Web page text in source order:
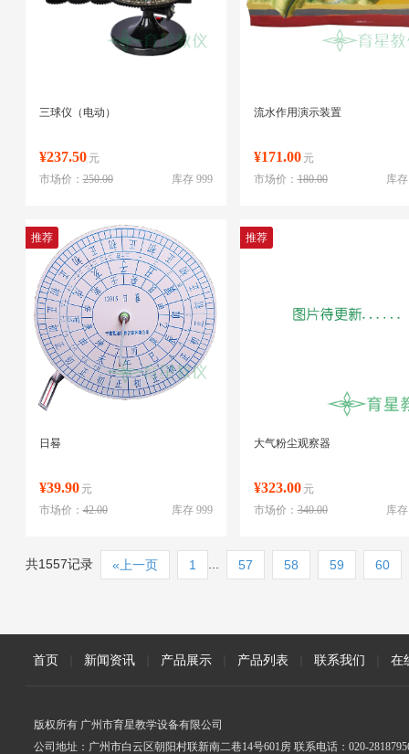
三球仪（电动）
¥237.50 元
库存 999
市场价：250.00
流水作用演示装置
¥171.00 元
库
市场价：180.00
推荐
日晷
¥39.90 元
库存 999
市场价：42.00
推荐
大气粉尘观察器
¥323.00 元
库
市场价：340.00
共1557记录 «上一页 1 57 58 59 60
首页 新闻资讯 产品展示 产品列表 联系我们 在
版权所有 广州市育星教学设备有限公司
公司地址：广州市白云区朝阳村联新南二巷14号601房 联系电话：020-